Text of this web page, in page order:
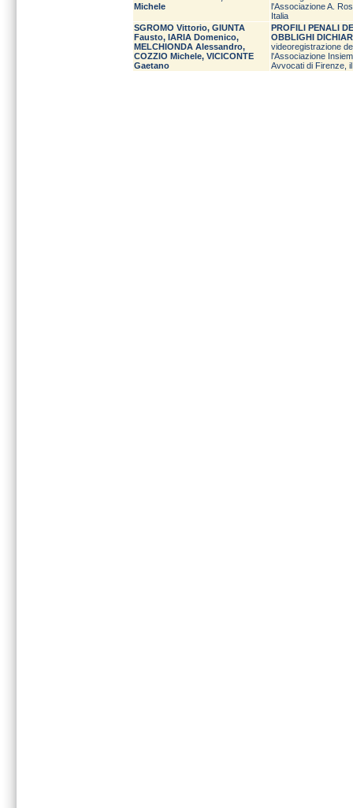
Michele
l'Associazione A.
Italia
SGROMO Vittorio, GIUNTA
Fausto, IARIA Domenico,
MELCHIONDA Alessandro,
COZZIO Michele, VICICONTE
Gaetano
PROFILI PENALI
OBBLIGHI
videoregistrazione
l'Associazione
Avvocati di Firenze,